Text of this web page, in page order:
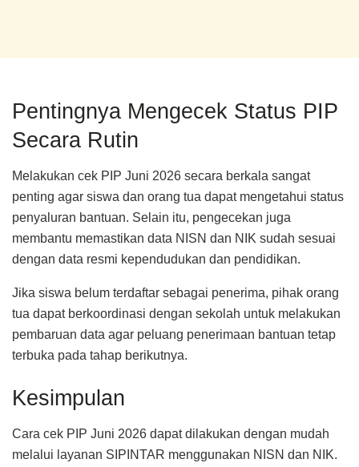
Pentingnya Mengecek Status PIP
Secara Rutin
Melakukan cek PIP Juni 2026 secara berkala sangat
penting agar siswa dan orang tua dapat mengetahui status
penyaluran bantuan. Selain itu, pengecekan juga
membantu memastikan data NISN dan NIK sudah sesuai
dengan data resmi kependudukan dan pendidikan.
Jika siswa belum terdaftar sebagai penerima, pihak orang
tua dapat berkoordinasi dengan sekolah untuk melakukan
pembaruan data agar peluang penerimaan bantuan tetap
terbuka pada tahap berikutnya.
Kesimpulan
Cara cek PIP Juni 2026 dapat dilakukan dengan mudah
melalui layanan SIPINTAR menggunakan NISN dan NIK.